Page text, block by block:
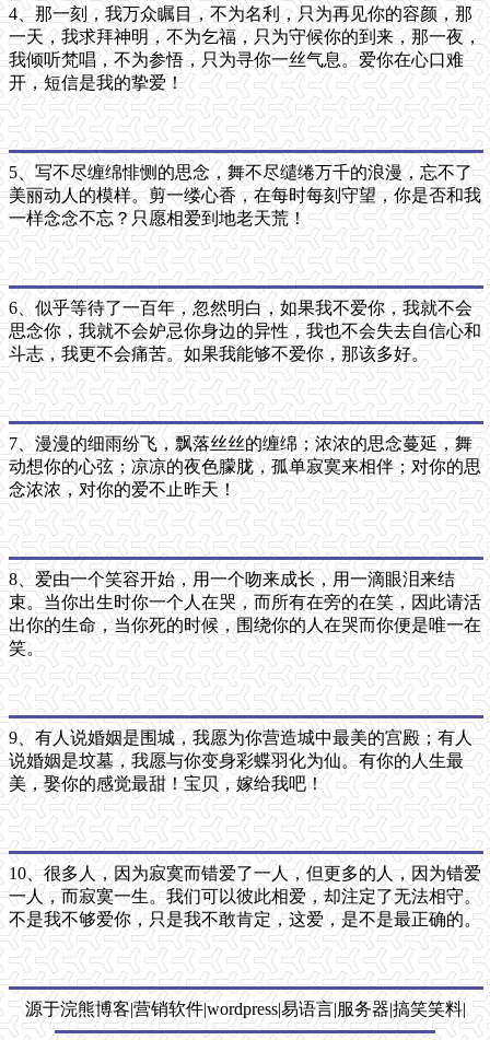
4、那一刻，我万众瞩目，不为名利，只为再见你的容颜，那
一天，我求拜神明，不为乞福，只为守候你的到来，那一夜，
我倾听梵唱，不为参悟，只为寻你一丝气息。爱你在心口难
开，短信是我的挚爱！
5、写不尽缠绵悱恻的思念，舞不尽缱绻万千的浪漫，忘不了
美丽动人的模样。剪一缕心香，在每时每刻守望，你是否和我
一样念念不忘？只愿相爱到地老天荒！
6、似乎等待了一百年，忽然明白，如果我不爱你，我就不会
思念你，我就不会妒忌你身边的异性，我也不会失去自信心和
斗志，我更不会痛苦。如果我能够不爱你，那该多好。
7、漫漫的细雨纷飞，飘落丝丝的缠绵；浓浓的思念蔓延，舞
动想你的心弦；凉凉的夜色朦胧，孤单寂寞来相伴；对你的思
念浓浓，对你的爱不止昨天！
8、爱由一个笑容开始，用一个吻来成长，用一滴眼泪来结
束。当你出生时你一个人在哭，而所有在旁的在笑，因此请活
出你的生命，当你死的时候，围绕你的人在哭而你便是唯一在
笑。
9、有人说婚姻是围城，我愿为你营造城中最美的宫殿；有人
说婚姻是坟墓，我愿与你变身彩蝶羽化为仙。有你的人生最
美，娶你的感觉最甜！宝贝，嫁给我吧！
10、很多人，因为寂寞而错爱了一人，但更多的人，因为错爱
一人，而寂寞一生。我们可以彼此相爱，却注定了无法相守。
不是我不够爱你，只是我不敢肯定，这爱，是不是最正确的。
源于浣熊博客|营销软件|wordpress|易语言|服务器|搞笑笑料|